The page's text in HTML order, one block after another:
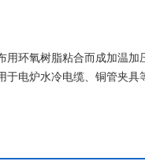
用环氧树脂粘合而成加温
电炉水冷电缆、铜管夹具